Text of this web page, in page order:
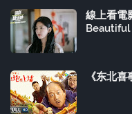
線上看電
Beautiful
《东北